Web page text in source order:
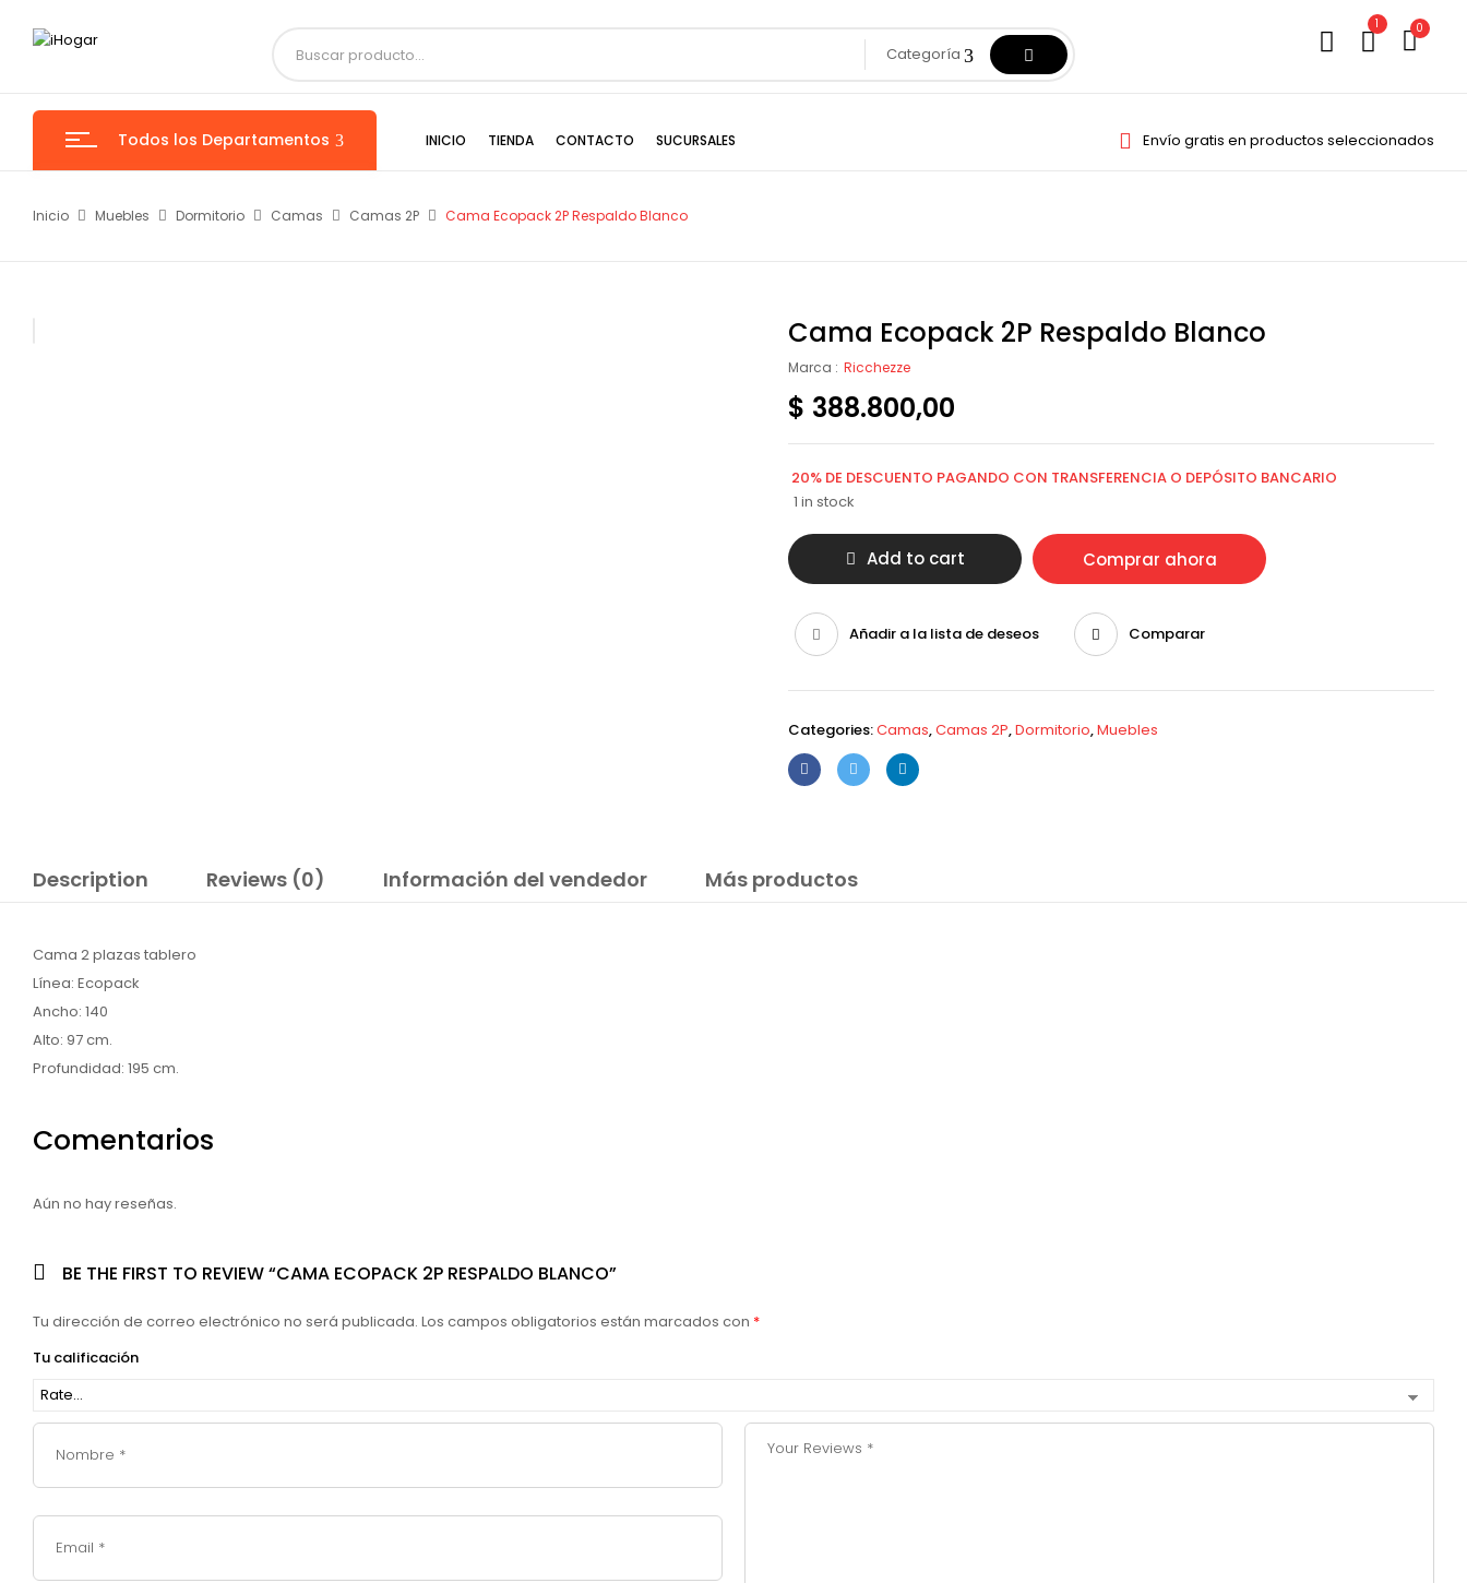
Categoría
1 0
Todos los Departamentos INICIO TIENDA CONTACTO SUCURSALES Envío gratis en productos seleccionados
Inicio Muebles Dormitorio Camas Camas 2P Cama Ecopack 2P Respaldo Blanco
Cama Ecopack 2P Respaldo Blanco
Marca : Ricchezze
$ 388.800,00
20% DE DESCUENTO PAGANDO CON TRANSFERENCIA O DEPÓSITO BANCARIO
1 in stock
Add to cart Comprar ahora
Añadir a la lista de deseos Comparar
Categories:Camas,Camas 2P,Dormitorio,Muebles
Description Reviews (0) Información del vendedor Más productos
Cama 2 plazas tablero
Línea: Ecopack
Ancho: 140
Alto: 97 cm.
Profundidad: 195 cm.
Comentarios
Aún no hay reseñas.
BE THE FIRST TO REVIEW “CAMA ECOPACK 2P RESPALDO BLANCO”
Tu dirección de correo electrónico no será publicada. Los campos obligatorios están marcados con *
Tu calificación